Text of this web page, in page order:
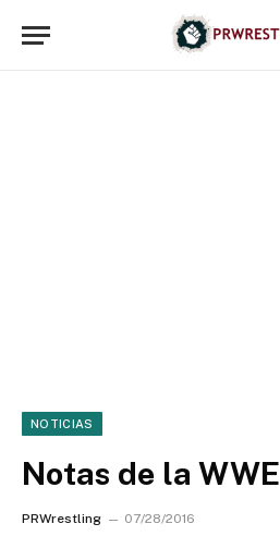
NOTICIAS
Notas de la WWE
PRWrestling 07/28/2016